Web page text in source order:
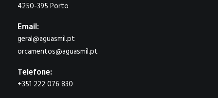
4250-395 Porto
Email:
geral@aguasmil.pt
orcamentos@aguasmil.pt
Telefone:
+351 222 076 830